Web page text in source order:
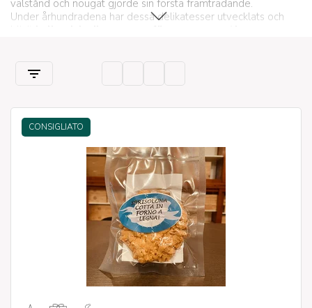
välstånd och nougat gjorde sin första framträdande.
Under århundradena har dessa delikatesser utvecklats och
CONSIGLIATO